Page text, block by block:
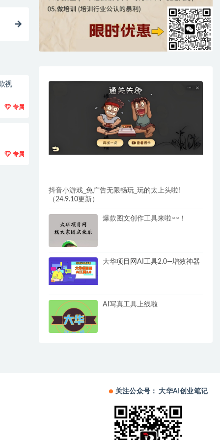
视
专属
专属
抖音小游戏_免广告无限畅玩_玩的太上头啦!
（24.9.10更新）
爆款图文创作工具来啦~~！
大华项目网AI工具2.0—增效神器
AI写真工具上线啦
关注公众号： 大华AI创业笔记